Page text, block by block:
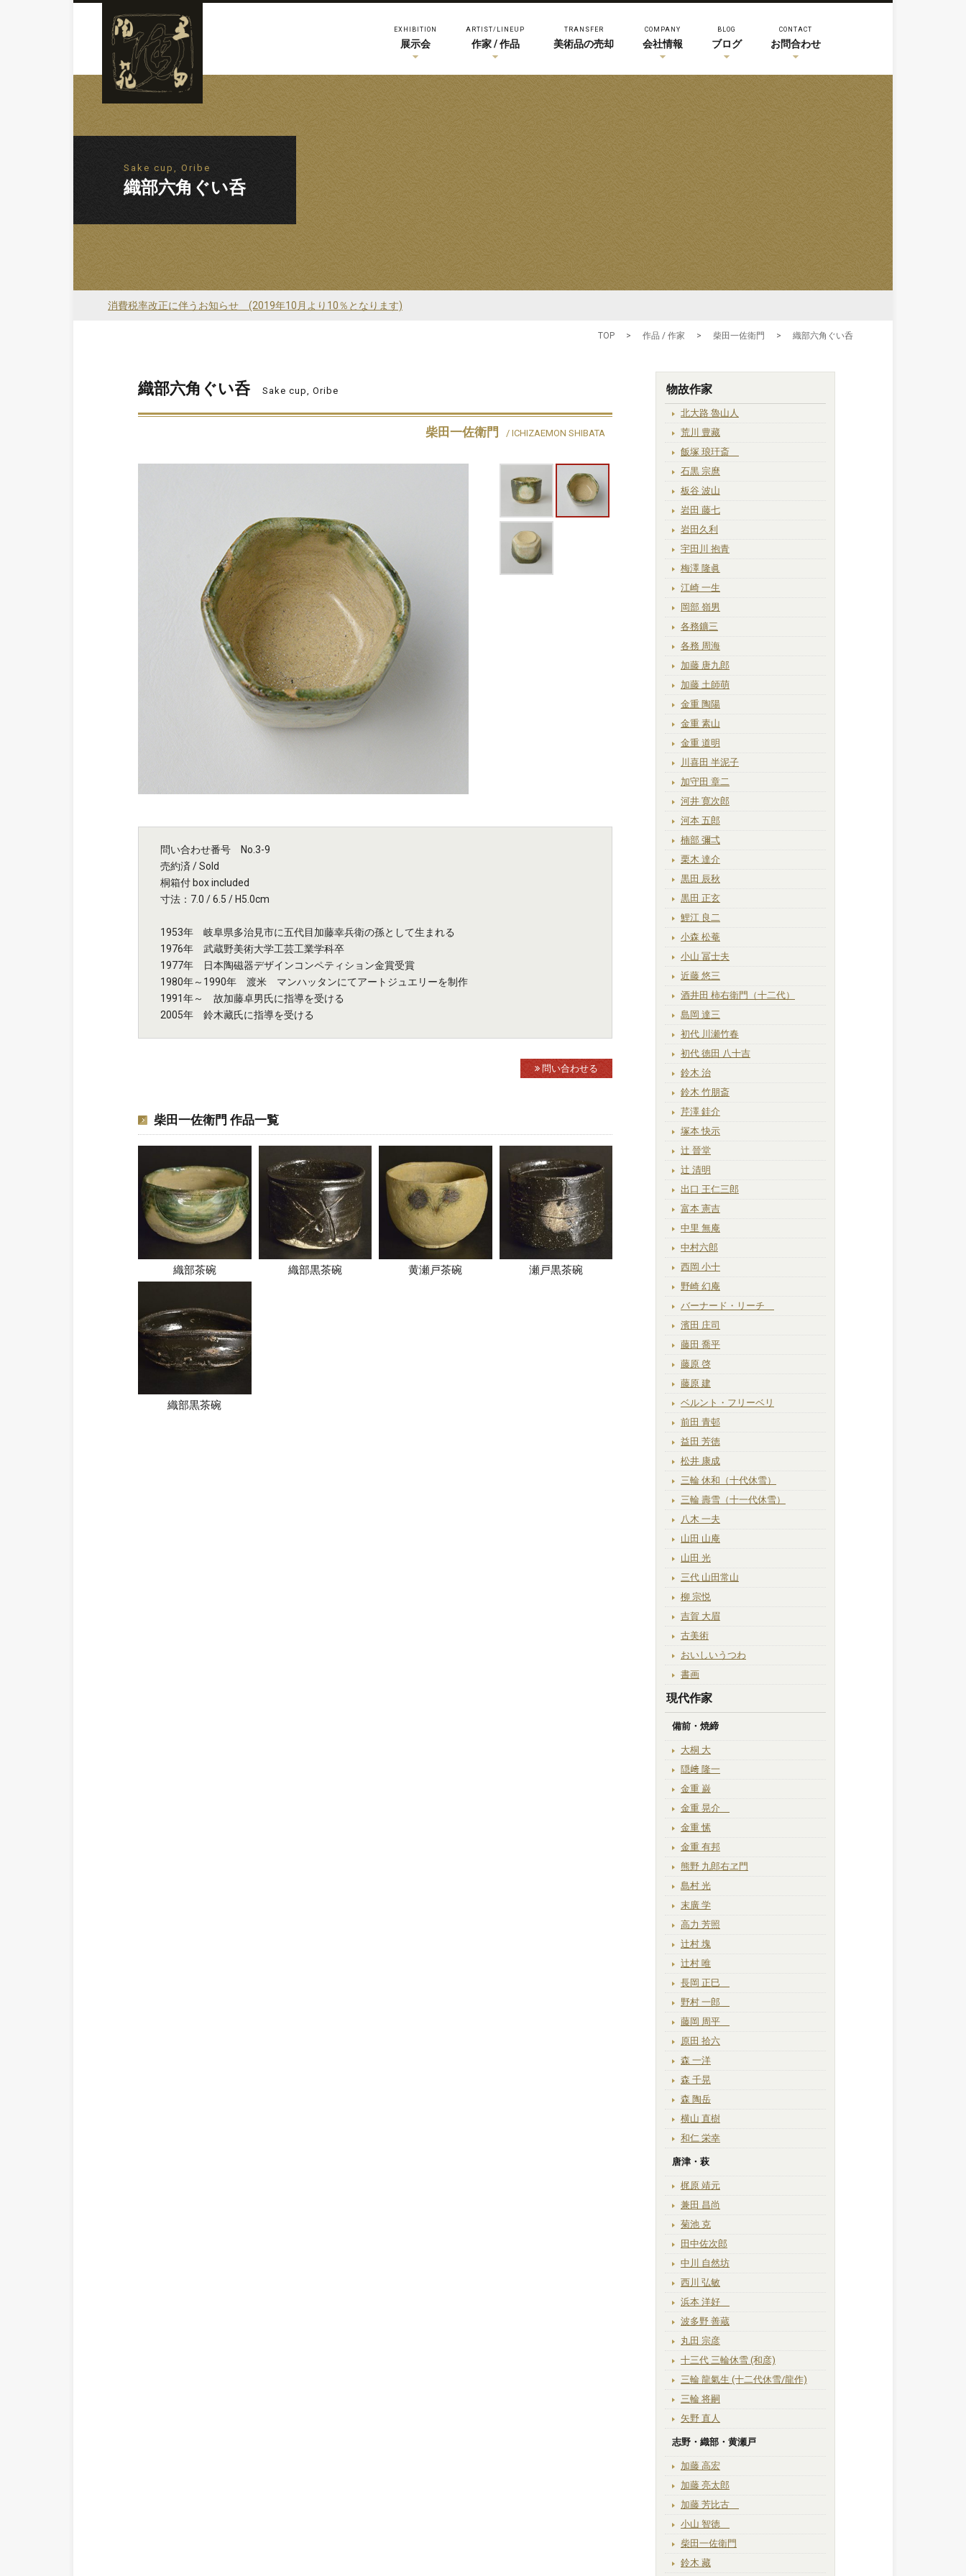
EXHIBITION
展示会
ARTIST/LINEUP
作家 / 作品
TRANSFER
美術品の売却
COMPANY
会社情報
BLOG
ブログ
CONTACT
お問合わせ
Sake cup, Oribe
織部六角ぐい呑
消費税率改正に伴うお知らせ (2019年10月より10％となります)
TOP > 作品 / 作家 > 柴田一佐衛門 > 織部六角ぐい呑
織部六角ぐい呑 Sake cup, Oribe
柴田一佐衛門 / ICHIZAEMON SHIBATA
問い合わせ番号 No.3-9
売約済 / Sold
桐箱付 box included
寸法：7.0 / 6.5 / H5.0cm
1953年 岐阜県多治見市に五代目加藤幸兵衛の孫として生まれる
1976年 武蔵野美術大学工芸工業学科卒
1977年 日本陶磁器デザインコンペティション金賞受賞
1980年～1990年 渡米 マンハッタンにてアートジュエリーを制作
1991年～ 故加藤卓男氏に指導を受ける
2005年 鈴木藏氏に指導を受ける
問い合わせる
柴田一佐衛門 作品一覧
織部茶碗 織部黒茶碗 黄瀬戸茶碗 瀬戸黒茶碗
織部黒茶碗
物故作家
北大路 魯山人
荒川 豊藏
飯塚 琅玕斎
石黒 宗麿
板谷 波山
岩田 藤七
岩田久利
宇田川 抱青
梅澤 隆眞
江崎 一生
岡部 嶺男
各務鑛三
各務 周海
加藤 唐九郎
加藤 土師萌
金重 陶陽
金重 素山
金重 道明
川喜田 半泥子
加守田 章二
河井 寛次郎
河本 五郎
楠部 彌弌
栗木 達介
黒田 辰秋
黒田 正玄
鯉江 良二
小森 松菴
小山 冨士夫
近藤 悠三
酒井田 柿右衛門（十二代）
島岡 達三
初代 川瀬竹春
初代 徳田 八十吉
鈴木 治
鈴木 竹朋斎
芹澤 銈介
塚本 快示
辻 晉堂
辻 清明
出口 王仁三郎
富本 憲吉
中里 無庵
中村六郎
西岡 小十
野崎 幻庵
バーナード・リーチ
濱田 庄司
藤田 喬平
藤原 啓
藤原 建
ベルント・フリーベリ
前田 青邨
益田 芳徳
松井 康成
三輪 休和（十代休雪）
三輪 壽雪（十一代休雪）
八木 一夫
山田 山庵
山田 光
三代 山田常山
柳 宗悦
吉賀 大眉
古美術
おいしいうつわ
書画
現代作家
備前・焼締
大桐 大
隠﨑 隆一
金重 巌
金重 晃介
金重 愫
金重 有邦
熊野 九郎右ヱ門
島村 光
末廣 学
高力 芳照
辻村 塊
辻村 唯
長岡 正巳
野村 一郎
藤岡 周平
原田 拾六
森 一洋
森 千晃
森 陶岳
横山 直樹
和仁 栄幸
唐津・萩
梶原 靖元
兼田 昌尚
菊池 克
田中佐次郎
中川 自然坊
西川 弘敏
浜本 洋好
波多野 善蔵
丸田 宗彦
十三代 三輪休雪 (和彦)
三輪 龍氣生 (十二代休雪/龍作)
三輪 将嗣
矢野 直人
志野・織部・黄瀬戸
加藤 高宏
加藤 亮太郎
加藤 芳比古
小山 智徳
柴田一佐衛門
鈴木 藏